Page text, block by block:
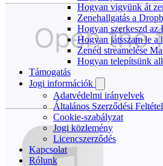
Hogyan vigyünk át
Zenehallgatás a
Hogyan szerkeszd
Hogyan játsszam le
Zenéd streamelése
Hogyan telepítsünk
Támogatás
Jogi információk
Adatvédelmi irányelvek
Általános Szerződési
Cookie-szabályzat
Jogi közlemény
Licencszerződés
Kapcsolat
Rólunk